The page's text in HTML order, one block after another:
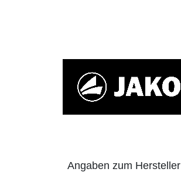
Angaben zum Hersteller